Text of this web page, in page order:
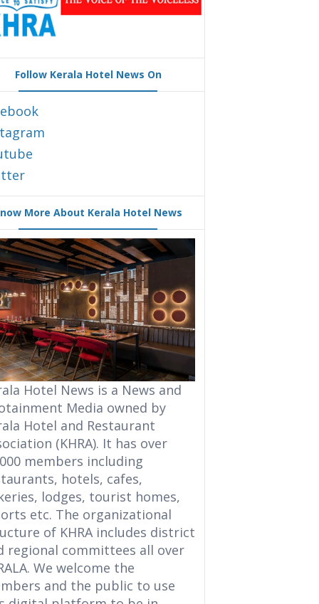
Follow Kerala Hotel News On
More About Kerala Hotel News
Hotel News is a News and
Media owned by
Hotel and Restaurant
(KHRA). It has over
members including
hotels, cafes,
lodges, tourist homes,
etc. The organizational
of KHRA includes district
regional committees all over
We welcome the
and the public to use